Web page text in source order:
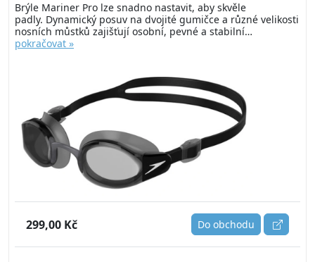
Brýle Mariner Pro lze snadno nastavit, aby skvěle
padly. Dynamický posuv na dvojité gumičce a různé velikosti
nosních můstků zajišťují osobní, pevné a stabilní…
pokračovat »
299,00 Kč Do obchodu